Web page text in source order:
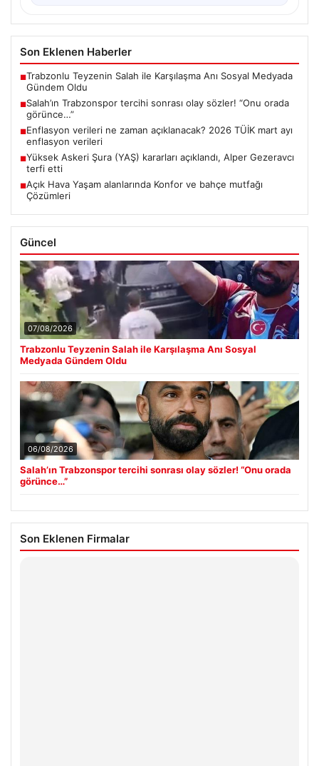
Son Eklenen Haberler
■Trabzonlu Teyzenin Salah ile Karşılaşma Anı Sosyal Medyada
Gündem Oldu
■Salah’ın Trabzonspor tercihi sonrası olay sözler! “Onu orada
görünce…”
■Enflasyon verileri ne zaman açıklanacak? 2026 TÜİK mart ayı
enflasyon verileri
■Yüksek Askeri Şura (YAŞ) kararları açıklandı, Alper Gezeravcı
terfi etti
■Açık Hava Yaşam alanlarında Konfor ve bahçe mutfağı
Çözümleri
Güncel
07/08/2026
Trabzonlu Teyzenin Salah ile Karşılaşma Anı Sosyal
Medyada Gündem Oldu
06/08/2026
Salah’ın Trabzonspor tercihi sonrası olay sözler! “Onu orada
görünce…”
Son Eklenen Firmalar